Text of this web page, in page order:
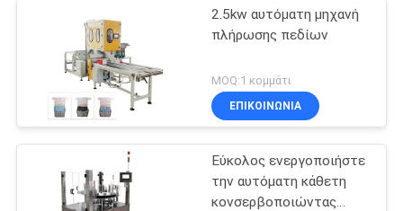
2.5kw αυτόματη μηχανή
πλήρωσης πεδίων
MOQ:1 κομμάτι
ΕΠΙΚΟΙΝΩΝΙΑ
Εύκολος ενεργοποιήστε
την αυτόματη κάθετη
κονσερβοποιώντας